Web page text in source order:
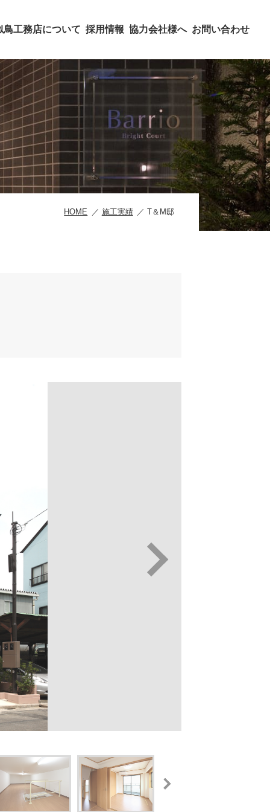
鳥工務店について 採用情報 協力会社様へ お問い合わせ
HOME 施工実績 T＆M邸